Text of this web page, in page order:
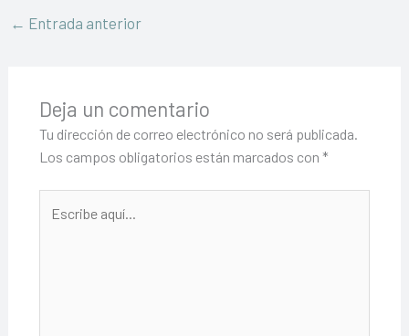
← Entrada anterior
Deja un comentario
Tu dirección de correo electrónico no será publicada.
Los campos obligatorios están marcados con *
aquí...